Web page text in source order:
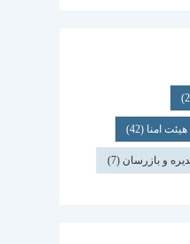
امنا (42)
و بازرسان (7)